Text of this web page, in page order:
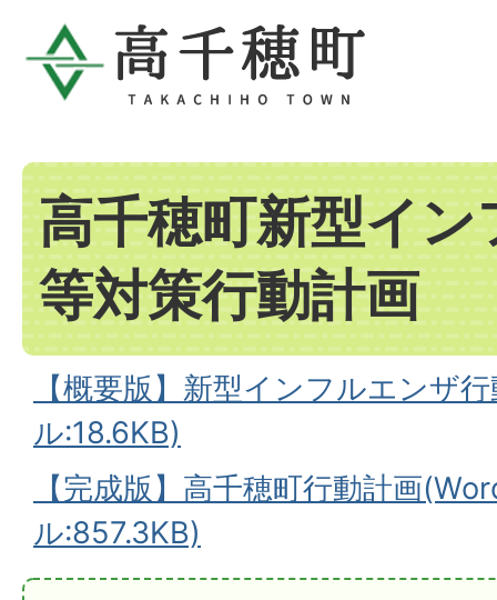
高千穂町新型イ
等対策行動計画
【概要版】新型インフルエンザ
ル:18.6KB)
【完成版】高千穂町行動計画
ル:857.3KB)